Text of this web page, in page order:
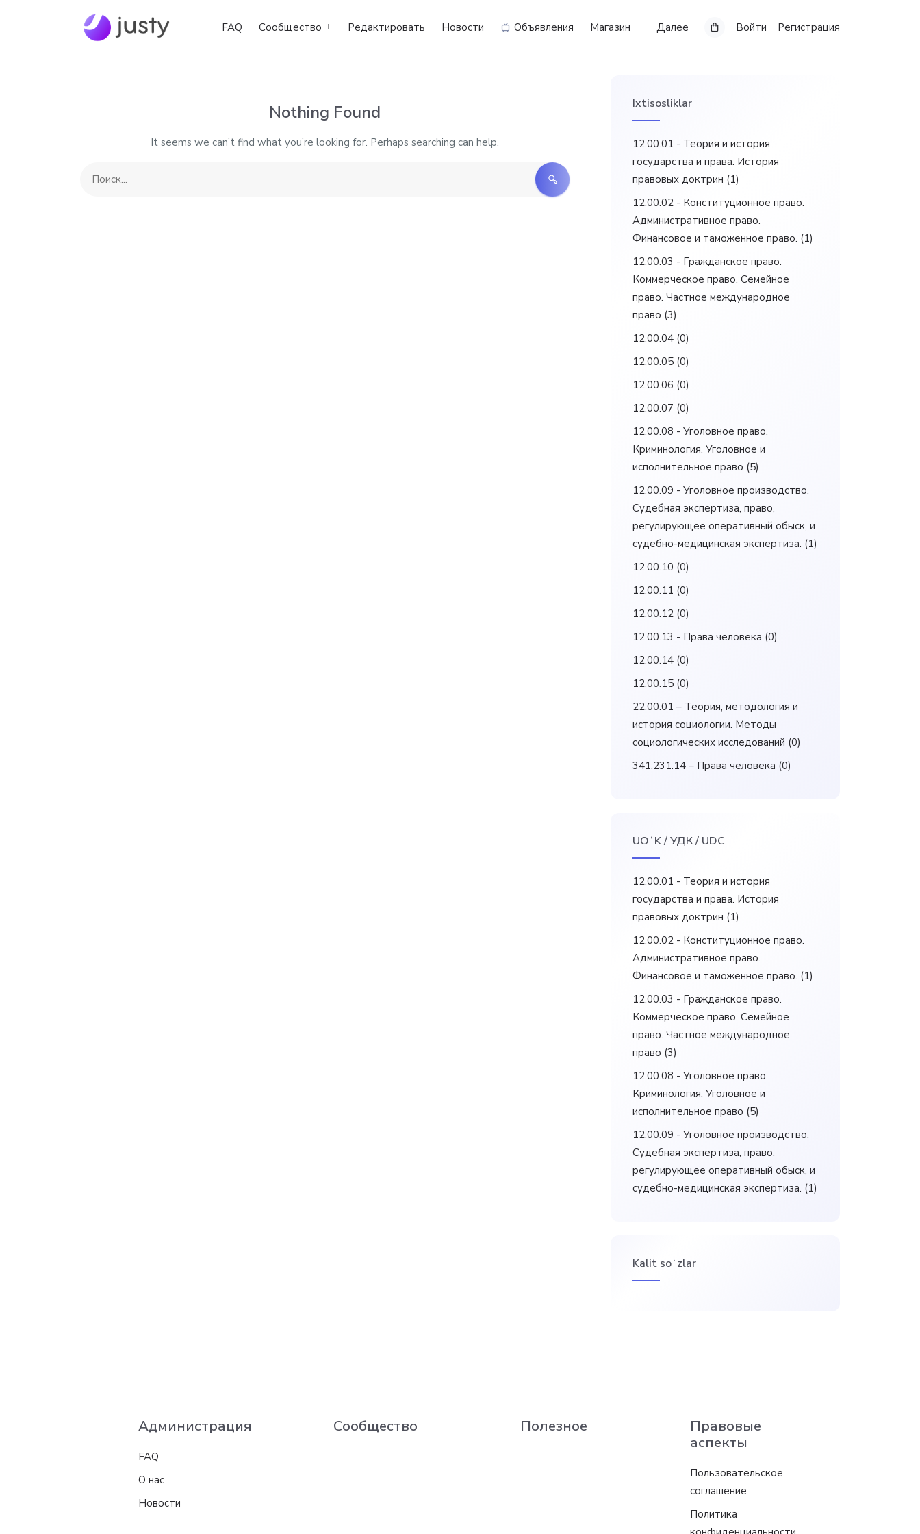
FAQ Сообщество Редактировать Новости Объявления Магазин Далее Войти Регистрация
Nothing Found
It seems we can’t find what you’re looking for. Perhaps searching can help.
Ixtisosliklar
12.00.01 - Теория и история
государства и права. История
правовых доктрин (1)
12.00.02 - Конституционное право.
Административное право.
Финансовое и таможенное право. (1)
12.00.03 - Гражданское право.
Коммерческое право. Семейное
право. Частное международное
право (3)
12.00.04 (0)
12.00.05 (0)
12.00.06 (0)
12.00.07 (0)
12.00.08 - Уголовное право.
Криминология. Уголовное и
исполнительное право (5)
12.00.09 - Уголовное производство.
Судебная экспертиза, право,
регулирующее оперативный обыск, и
судебно-медицинская экспертиза. (1)
12.00.10 (0)
12.00.11 (0)
12.00.12 (0)
12.00.13 - Права человека (0)
12.00.14 (0)
12.00.15 (0)
22.00.01 – Теория, методология и
история социологии. Методы
социологических исследований (0)
341.231.14 – Права человека (0)
UOʻK / УДК / UDC
12.00.01 - Теория и история
государства и права. История
правовых доктрин (1)
12.00.02 - Конституционное право.
Административное право.
Финансовое и таможенное право. (1)
12.00.03 - Гражданское право.
Коммерческое право. Семейное
право. Частное международное
право (3)
12.00.08 - Уголовное право.
Криминология. Уголовное и
исполнительное право (5)
12.00.09 - Уголовное производство.
Судебная экспертиза, право,
регулирующее оперативный обыск, и
судебно-медицинская экспертиза. (1)
Kalit soʻzlar
Администрация
FAQ
О нас
Новости
Сообщество Полезное
Правовые
аспекты
Пользовательское
соглашение
Политика